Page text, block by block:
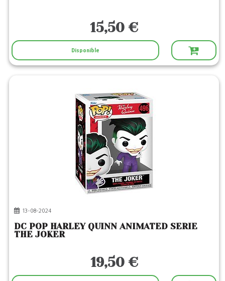
15,50 €
Disponible
13-08-2024
DC POP HARLEY QUINN ANIMATED SERIE
THE JOKER
19,50 €